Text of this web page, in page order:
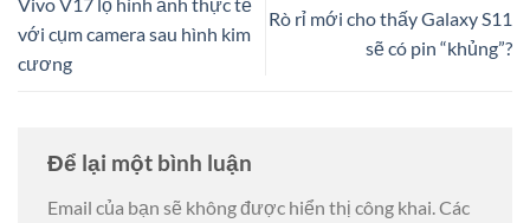
với cụm camera sau hình kim
cương
Rò rỉ mới cho thấy Galaxy S11
sẽ có pin “khủng”?
Để lại một bình luận
Email của bạn sẽ không được hiển thị công khai. Các